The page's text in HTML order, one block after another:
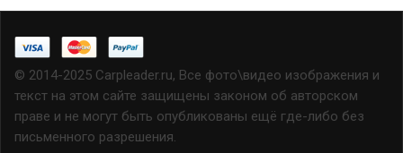
© 2014-2025 Carpleader.ru, Все фото\видео изображения и
текст на этом сайте защищены законом об авторском
праве и не могут быть опубликованы ещё где-либо без
письменного разрешения.